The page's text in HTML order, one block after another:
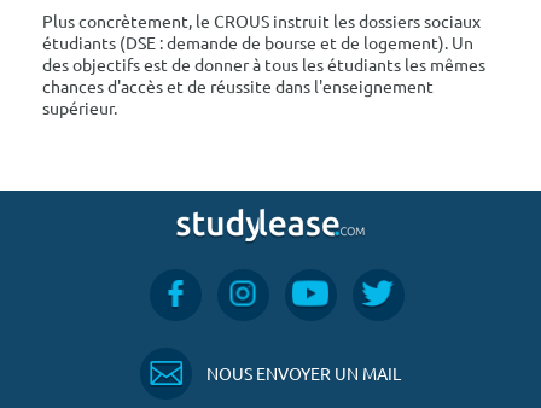
Plus concrètement, le CROUS instruit les dossiers sociaux
étudiants (DSE : demande de bourse et de logement). Un
des objectifs est de donner à tous les étudiants les mêmes
chances d'accès et de réussite dans l'enseignement
supérieur.
NOUS ENVOYER UN MAIL